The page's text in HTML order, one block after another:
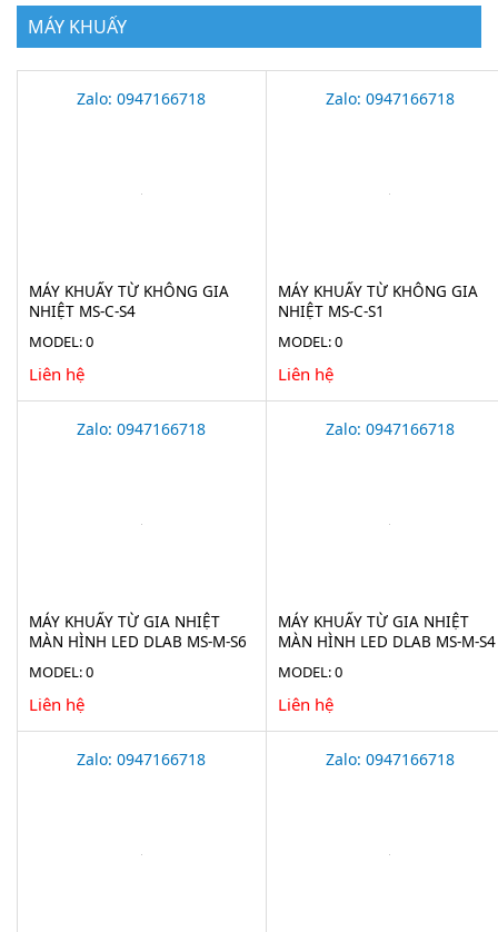
MÁY KHUẤY
Zalo: 0947166718
MÁY KHUẤY TỪ KHÔNG GIA
NHIỆT MS-C-S4
MODEL: 0
Liên hệ
Zalo: 0947166718
MÁY KHUẤY TỪ KHÔNG GIA
NHIỆT MS-C-S1
MODEL: 0
Liên hệ
Zalo: 0947166718
MÁY KHUẤY TỪ GIA NHIỆT
MÀN HÌNH LED DLAB MS-M-S6
MODEL: 0
Liên hệ
Zalo: 0947166718
MÁY KHUẤY TỪ GIA NHIỆT
MÀN HÌNH LED DLAB MS-M-S4
MODEL: 0
Liên hệ
Zalo: 0947166718 Zalo: 0947166718